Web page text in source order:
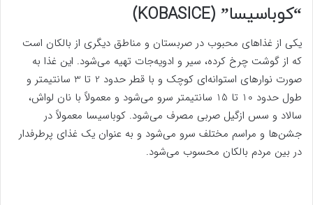
“کوباسیسا” (KOBASICE)
یکی از غذاهای محبوب در صربستان و مناطق دیگری از بالکان است
که از گوشت چرخ کرده، سیر و ادویه‌جات تهیه می‌شود. این غذا به
صورت نوارهای استوانه‌ای کوچک و با قطر حدود 2 تا 3 سانتیمتر و
طول حدود 10 تا 15 سانتیمتر سرو می‌شود و معمولاً با نان لواش،
سالاد و سس ازگیل صربی مصرف می‌شود. کوباسیسا معمولاً در
جشن‌ها و مراسم مختلف سرو می‌شود و به عنوان یک غذای پرطرفدار
در بین مردم بالکان محسوب می‌شود.